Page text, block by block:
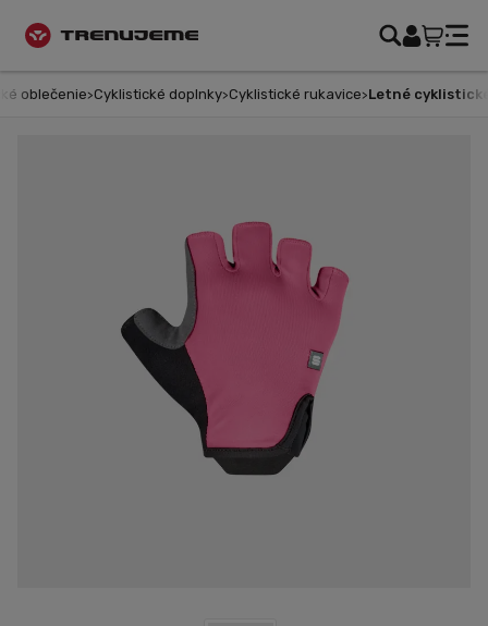
oblečenie Cyklistické doplnky Cyklistické rukavice Letné cyklistické